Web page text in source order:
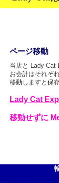
ページ移動
当店と Lady Cat
お会計はそれぞ
移動しますと保
Lady Cat
移動せずに